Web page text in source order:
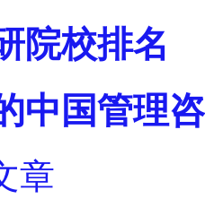
院校排名
中国管理
章